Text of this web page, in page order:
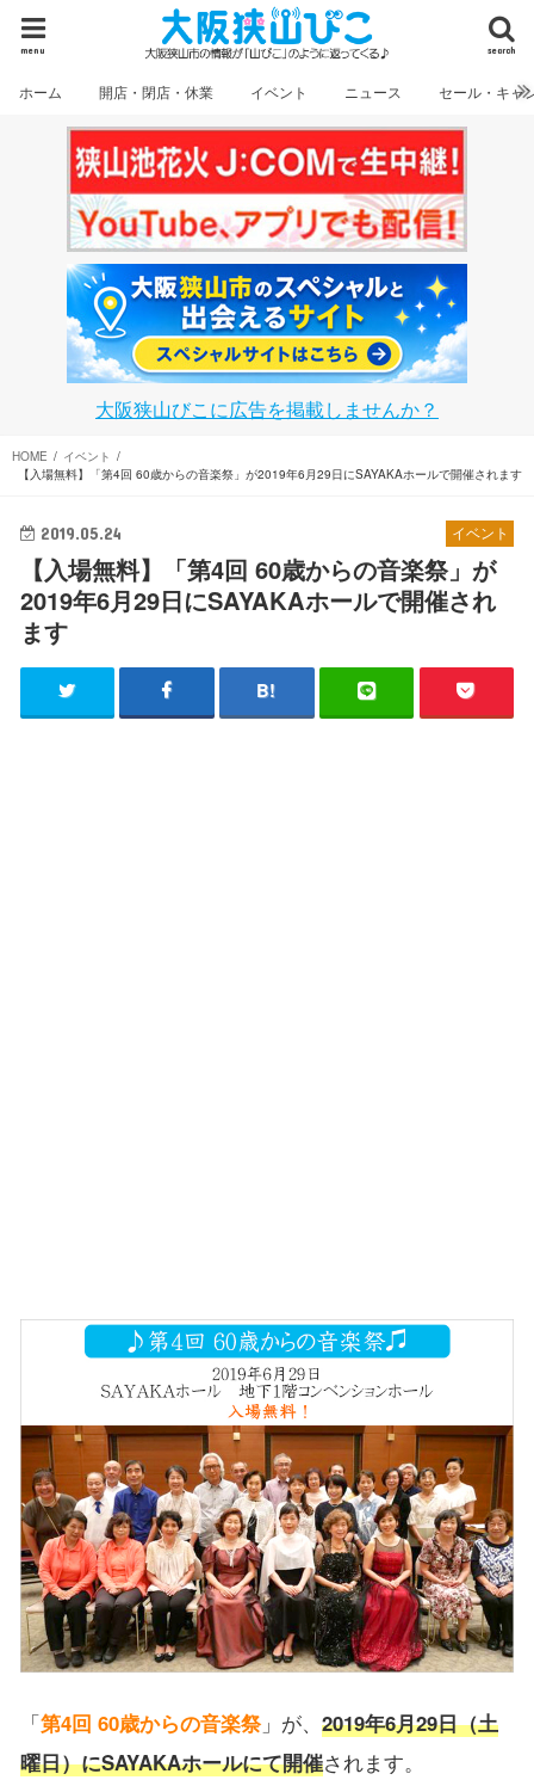
search
menu
ホーム 開店・閉店・休業 イベント ニュース セール・キャ
大阪狭山びこに広告を掲載しませんか？
HOME
イベント
【入場無料】「第4回 60歳からの音楽祭」が2019年6月29日にSAYAKAホールで開催されます
イベント
2019.05.24
【入場無料】「第4回 60歳からの音楽祭」が
2019年6月29日にSAYAKAホールで開催され
ます
「第4回 60歳からの音楽祭」が、 2019年6月29日（土
曜日）にSAYAKAホールにて開催されます。